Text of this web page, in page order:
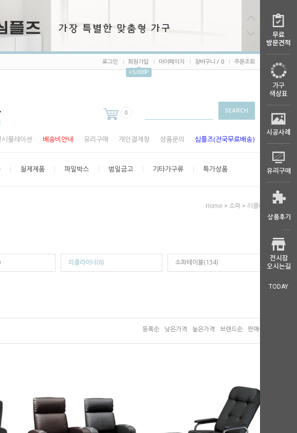
TODAY
로그인
회원가입
+5,000P
마이페이지 장바구니 / 0 주문조회
물레이션 배송비안내 유리구매 개인결제창 상품문의 심플즈(전국무료배송)
0
철제제품 파일박스 범일금고 기타가구류 특가상품
Home > 소파 > 리클라이너
리클라이너(6) 소파테이블(134)
등록순 낮은가격 높은가격 브랜드순 판매순